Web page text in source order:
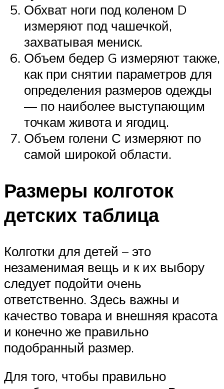
Обхват ноги под коленом D
измеряют под чашечкой,
захватывая мениск.
Объем бедер G измеряют также,
как при снятии параметров для
определения размеров одежды
— по наиболее выступающим
точкам живота и ягодиц.
Объем голени С измеряют по
самой широкой области.
Размеры колготок
детских таблица
Колготки для детей – это
незаменимая вещь и к их выбору
следует подойти очень
ответственно. Здесь важны и
качество товара и внешняя красота
и конечно же правильно
подобранный размер.
Для того, чтобы правильно